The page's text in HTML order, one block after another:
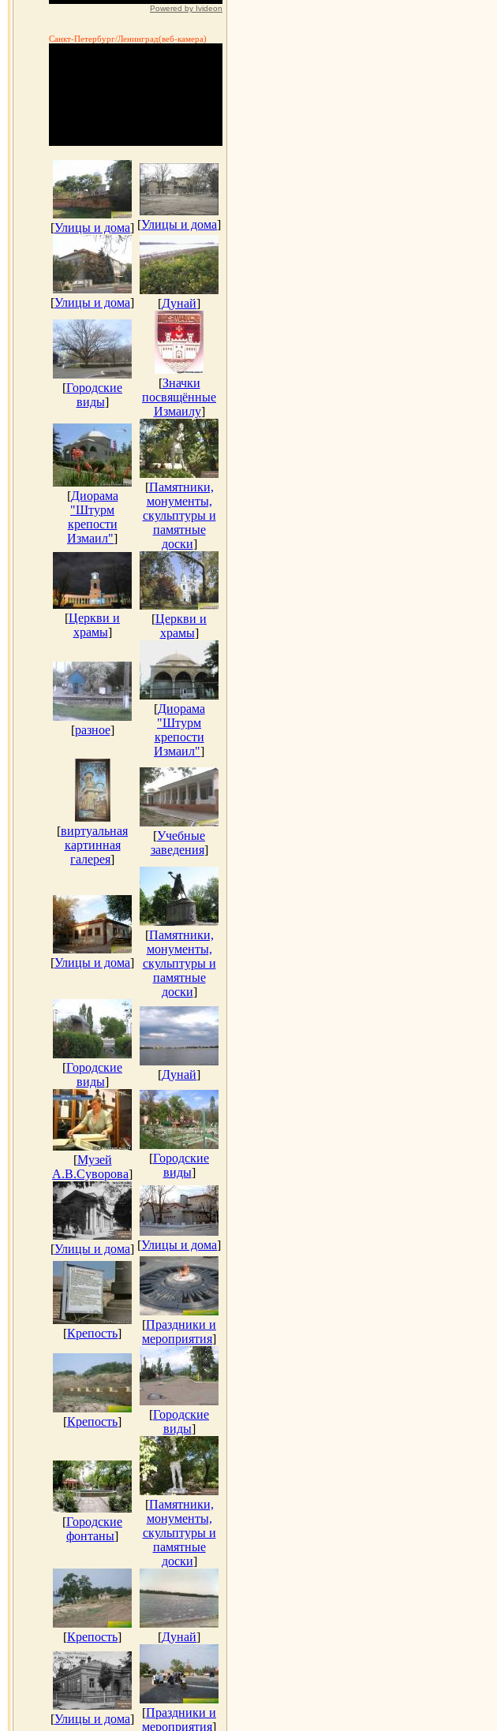
Powered by Ivideon
Санкт-Петербург/Ленинград(веб-камера)
[Улицы и дома] [Улицы и дома]
[Улицы и дома] [Дунай]
[Городские
виды]
[Значки
посвящённые
Измаилу]
[Диорама
"Штурм
крепости
Измаил"]
[Памятники,
монументы,
скульптуры и
памятные
доски]
[Церкви и
храмы]
[Церкви и
храмы]
[разное]
[Диорама
"Штурм
крепости
Измаил"]
[виртуальная
картинная
галерея]
[Учебные
заведения]
[Улицы и дома]
[Памятники,
монументы,
скульптуры и
памятные
доски]
[Городские
виды]
[Дунай]
[Музей
А.В.Суворова]
[Городские
виды]
[Улицы и дома] [Улицы и дома]
[Крепость]
[Праздники и
мероприятия]
[Крепость]
[Городские
виды]
[Городские
фонтаны]
[Памятники,
монументы,
скульптуры и
памятные
доски]
[Крепость] [Дунай]
[Улицы и дома] [Праздники и
мероприятия]